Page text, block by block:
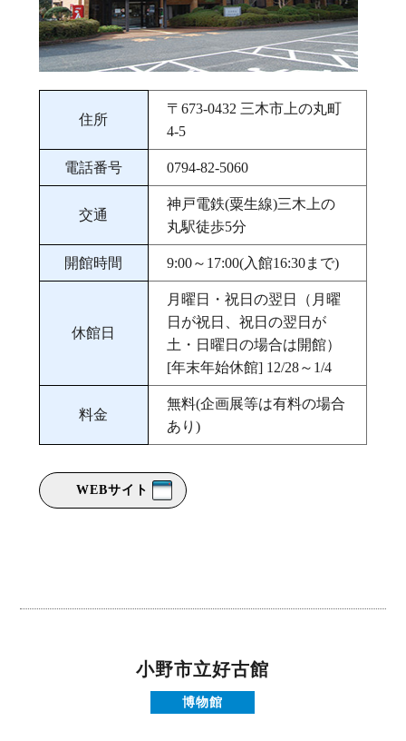
住所
〒673‐0432 三木市上の丸町
4-5
電話番号 0794-82-5060
交通
神戸電鉄(粟生線)三木上の
丸駅徒歩5分
開館時間 9:00～17:00(入館16:30まで)
休館日
月曜日・祝日の翌日（月曜
日が祝日、祝日の翌日が
土・日曜日の場合は開館）
[年末年始休館] 12/28～1/4
料金
無料(企画展等は有料の場合
あり)
WEBサイト
小野市立好古館
博物館